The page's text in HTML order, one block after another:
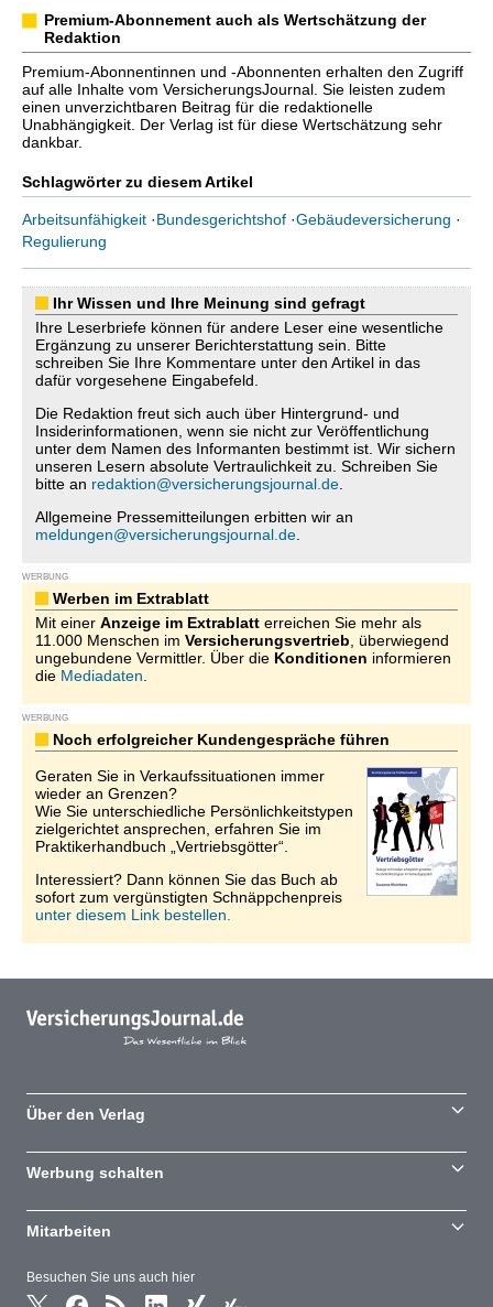
Premium-Abonnement auch als Wertschätzung der
Redaktion
Premium-Abonnentinnen und -Abonnenten erhalten den Zugriff
auf alle Inhalte vom VersicherungsJournal. Sie leisten zudem
einen unverzichtbaren Beitrag für die redaktionelle
Unabhängigkeit. Der Verlag ist für diese Wertschätzung sehr
dankbar.
Schlagwörter zu diesem Artikel
Arbeitsunfähigkeit ·Bundesgerichtshof ·Gebäudeversicherung ·
Regulierung
Ihr Wissen und Ihre Meinung sind gefragt
Ihre Leserbriefe können für andere Leser eine wesentliche
Ergänzung zu unserer Berichterstattung sein. Bitte
schreiben Sie Ihre Kommentare unter den Artikel in das
dafür vorgesehene Eingabefeld.
Die Redaktion freut sich auch über Hintergrund- und
Insiderinformationen, wenn sie nicht zur Veröffentlichung
unter dem Namen des Informanten bestimmt ist. Wir sichern
unseren Lesern absolute Vertraulichkeit zu. Schreiben Sie
bitte an redaktion@versicherungsjournal.de
Allgemeine Pressemitteilungen erbitten wir an
meldungen@versicherungsjournal.de
WERBUNG
Werben im Extrablatt
Mit einer Anzeige im Extrablatt erreichen Sie mehr als
11.000 Menschen im Versicherungsvertrieb , überwiegend
ungebundene Vermittler. Über die Konditionen informieren
die Mediadaten
WERBUNG
Noch erfolgreicher Kundengespräche führen
Geraten Sie in Verkaufssituationen immer
wieder an Grenzen?
Wie Sie unterschiedliche Persönlichkeitstypen
zielgerichtet ansprechen, erfahren Sie im
Praktikerhandbuch „Vertriebsgötter“.
Interessiert? Dann können Sie das Buch ab
sofort zum vergünstigten Schnäppchenpreis
unter diesem Link bestellen.
Besuchen Sie uns auch hier
Über den Verlag
Werbung schalten
Mitarbeiten